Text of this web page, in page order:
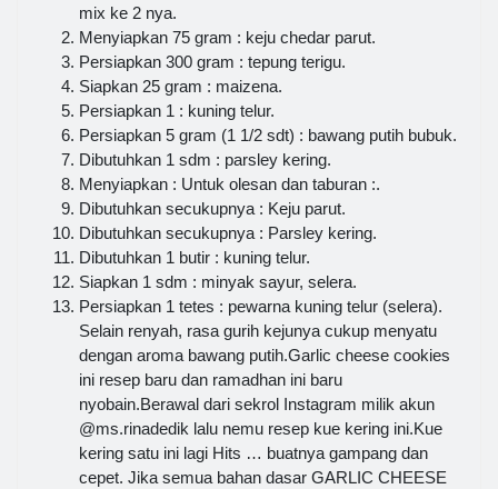
mix ke 2 nya.
Menyiapkan 75 gram : keju chedar parut.
Persiapkan 300 gram : tepung terigu.
Siapkan 25 gram : maizena.
Persiapkan 1 : kuning telur.
Persiapkan 5 gram (1 1/2 sdt) : bawang putih bubuk.
Dibutuhkan 1 sdm : parsley kering.
Menyiapkan : Untuk olesan dan taburan :.
Dibutuhkan secukupnya : Keju parut.
Dibutuhkan secukupnya : Parsley kering.
Dibutuhkan 1 butir : kuning telur.
Siapkan 1 sdm : minyak sayur, selera.
Persiapkan 1 tetes : pewarna kuning telur (selera).
Selain renyah, rasa gurih kejunya cukup menyatu
dengan aroma bawang putih.Garlic cheese cookies
ini resep baru dan ramadhan ini baru
nyobain.Berawal dari sekrol Instagram milik akun
@ms.rinadedik lalu nemu resep kue kering ini.Kue
kering satu ini lagi Hits … buatnya gampang dan
cepet. Jika semua bahan dasar GARLIC CHEESE